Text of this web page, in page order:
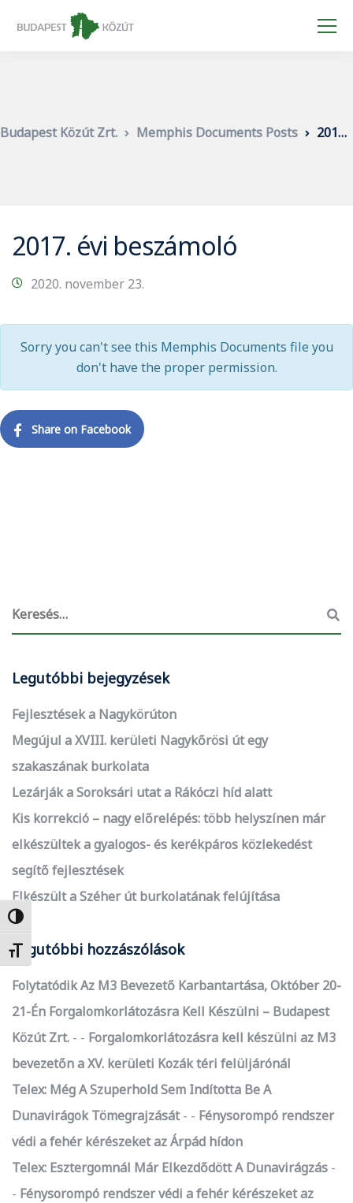
Nagy kontraszt váltása
Betűméret váltása
Budapest Közút Zrt. Memphis Documents Posts 2017. évi beszámoló
2017. évi beszámoló
2020. november 23.
Sorry you can't see this Memphis Documents file you
don't have the proper permission.
Share on Facebook
Legutóbbi bejegyzések
Fejlesztések a Nagykörúton
Megújul a XVIII. kerületi Nagykőrösi út egy
szakaszának burkolata
Lezárják a Soroksári utat a Rákóczi híd alatt
Kis korrekció – nagy előrelépés: több helyszínen már
elkészültek a gyalogos- és kerékpáros közlekedést
segítő fejlesztések
Elkészült a Széher út burkolatának felújítása
Legutóbbi hozzászólások
Folytatódik Az M3 Bevezető Karbantartása, Október 20-
21-Én Forgalomkorlátozásra Kell Készülni – Budapest
Közút Zrt.
- Forgalomkorlátozásra kell készülni az M3
bevezetőn a XV. kerületi Kozák téri felüljárónál
Telex: Még A Szuperhold Sem Indította Be A
Dunavirágok Tömegrajzását
- Fénysorompó rendszer
védi a fehér kérészeket az Árpád hídon
Telex: Esztergomnál Már Elkezdődött A Dunavirágzás
- Fénysorompó rendszer védi a fehér kérészeket az